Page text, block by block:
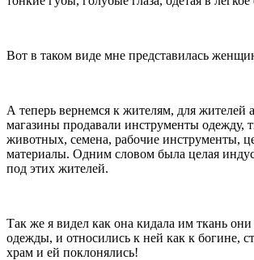
Вот в таком виде мне представилась
А теперь вернемся к жителям, для жителей
магазины продавали инструменты одежду,
животных, семена, рабочие инструменты,
материалы. Одним словом была целая
под этих жителей.
Так же я видел как она кидала им ткань
одежды, и относились к ней как к богине,
храм и ей поклонялись!